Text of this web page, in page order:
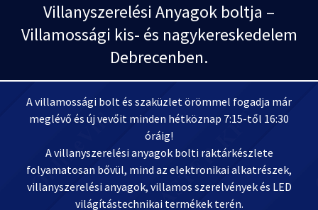
Villanyszerelési Anyagok boltja –
Villamossági kis- és nagykereskedelem
Debrecenben.
A villamossági bolt és szaküzlet örömmel fogadja már
meglévő és új vevőit minden hétköznap 7:15-től 16:30
óráig!
A villanyszerelési anyagok bolti raktárkészlete
folyamatosan bővül, mind az elektronikai alkatrészek,
villanyszerelési anyagok, villamos szerelvények és LED
világítástechnikai termékek terén.